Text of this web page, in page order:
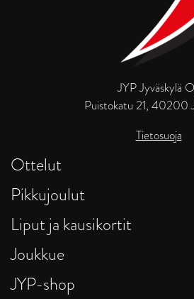
JYP Jyväskylä
Puistokatu 21, 40200
Tietosuoja
Ottelut
Pikkujoulut
Liput ja kausikortit
Joukkue
JYP-shop